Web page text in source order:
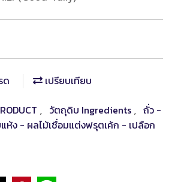
ด เปรียบเทียบ
, วัตถุดิบ Ingredients , ถั่ว -
ง - ผลไม้เชื่อมแต่งฟรุตเค้ก - เปลือก